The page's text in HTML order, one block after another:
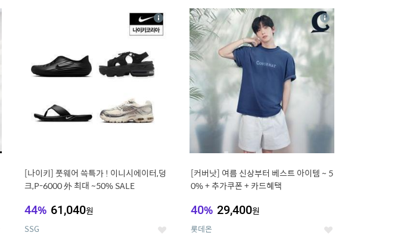
[나이키] 풋웨어 쓱특가 ! 이니시에이터,덩
크,P-6000 外 최대 ~50% SALE
44% 61,040원
SSG 좋
상
세
16
[커버낫] 여름 신상부터 베스트 아이템 ~ 5
0% + 추가쿠폰 + 카드혜택
40% 29,400원
롯데온 좋
상
세